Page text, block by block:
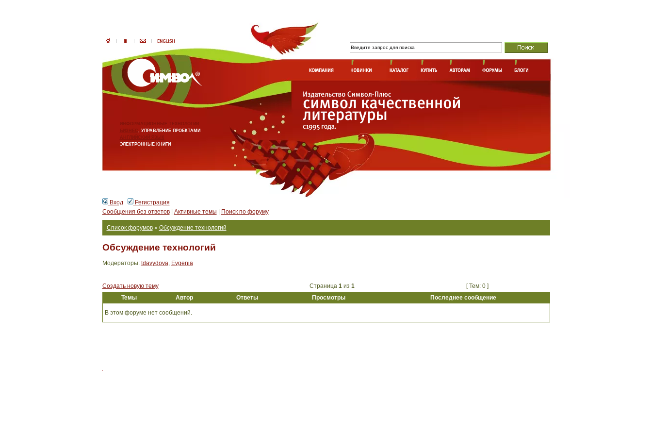
ИНФОРМАЦИОННЫЕ ТЕХНОЛОГИИ
БИЗНЕС, УПРАВЛЕНИЕ ПРОЕКТАМИ
АНГЛИЙСКИЙ ЯЗЫК
ЭЛЕКТРОННЫЕ КНИГИ
Вход
Регистрация
Сообщения без ответов| Активные темы Поиск по форуму
Список форумов» Обсуждение технологий
Обсуждение технологий
Модераторы: tdavydova, Evgenia
Создать новую тему Страница 1из 1
[ Тем: 0 ]
Темы
Автор Ответы Просмотры Последнее сообщение
В этом форуме нет сообщений.